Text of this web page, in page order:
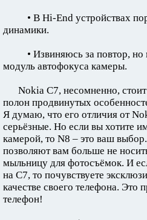
• В Hi-End устройствах
динамики.
• Извиняюсь за повтор,
модуль автофокуса камеры.
Nokia C7, несомненно,
полон продвинутых
Я думаю, что его отличия от
серьёзные. Но если вы хотите
камерой, то N8 – это ваш
позволяют вам больше не
мыльницу для фотосъёмок. И
на C7, то почувствуете
качестве своего телефона. Это
телефон!